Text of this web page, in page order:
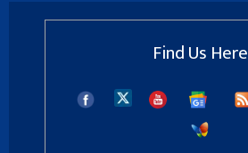
Find Us Here